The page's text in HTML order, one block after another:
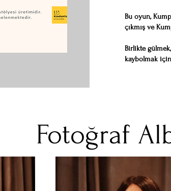
Bu oyun,
çıkmış ve
Birlikte
kaybolmak
Fotoğraf